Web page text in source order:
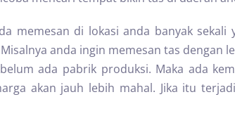
memesan di lokasi anda banyak
anda ingin memesan tas dengan
ada pabrik produksi. Maka ada
akan jauh lebih mahal. Jika itu